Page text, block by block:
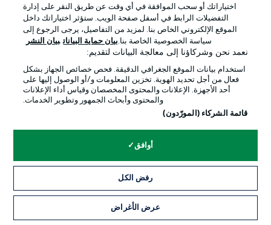
© 2026 Bundesliga-Gruppe GmbH
وضع شاشة العرض
اختياراتك أو سحب الموافقة في أي وقت عن طريق النقر على إدارة
التفضيلات الرابط في أسفل صفحة الويب. ستؤثر اختياراتك داخل
الموقع الإلكتروني الخاص بنا. لمزيد من التفاصيل، يرجى الرجوع إلى
سياسة الخصوصية الخاصة بنا.بيان حماية البيانات بيان النشر
نعمد نحن وشركاؤنا إلى معالجة البيانات لتقديم:
استخدام بيانات الموقع الجغرافي الدقيقة. فحص خصائص الجهاز بشكل
فعال من أجل تحديد الهوية. تخزين المعلومات و/أو الوصول إليها على
أحد الأجهزة. الإعلانات والمحتوى المخصصان وقياس أداء الإعلانات
والمحتوى وأبحاث الجمهور وتطوير الخدمات.
قائمة الشركاء (المورّدون)
أوافق
رفض الكل
عرض الأغراض